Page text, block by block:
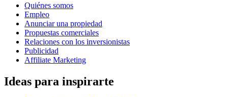
Quiénes somos
Empleo
Anunciar una propiedad
Propuestas comerciales
Relaciones con los inversionistas
Publicidad
Affiliate Marketing
Ideas para inspirarte